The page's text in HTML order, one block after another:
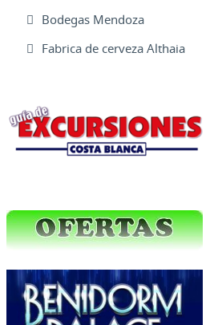
Bodegas Mendoza
Fabrica de cerveza Althaia